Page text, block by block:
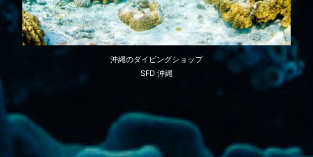
沖縄のダイビングショップ
SFD 沖縄